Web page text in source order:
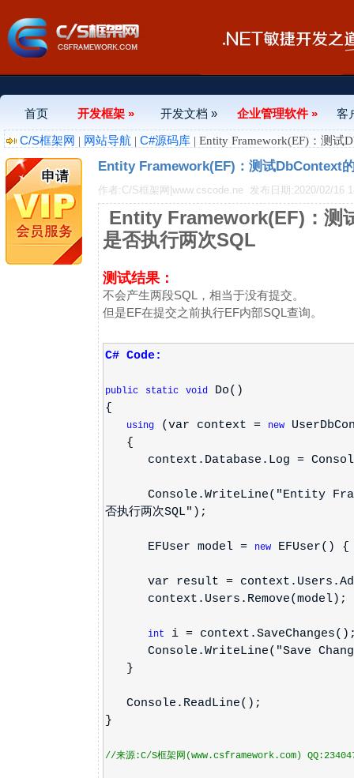
首页 开发框架 » 开发文档 » 企业管理软件 »
客
C/S框架网 | 网站导航 | C#源码库 | Entity Framework(EF)：测试
Entity Framework(EF)：测试DbContext
作者:C/S框架网|www.cscode.ne 发布日期:2020/02/16
Entity Framework(EF)：测
是否执行两次SQL
测试结果：
不会产生两段SQL，相当于没有提交。
但是EF在提交之前执行EF内部SQL查询。
C# Code:
public static void
Do()
{
using (var context = new
{
context.Database.Log =
Console.WriteLine("Entity
否执行两次SQL");
EFUser model = new EFUser() {
var result =
context.Users.Remove(model);
int
i =
Console.WriteLine("Save
}
Console.ReadLine();
}
//来源:C/S框架网(www.csframework.com)